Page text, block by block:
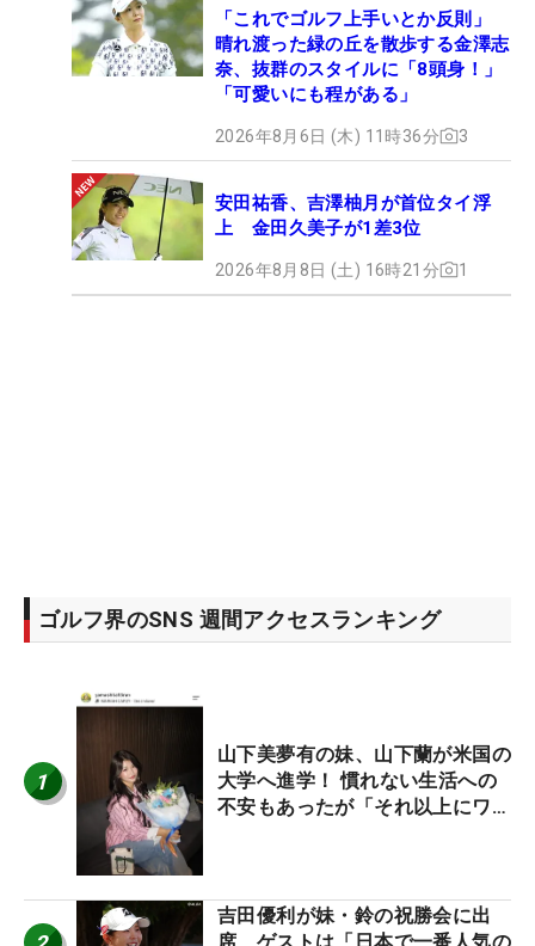
「これでゴルフ上手いとか反則」
晴れ渡った緑の丘を散歩する金澤志
奈、抜群のスタイルに「8頭身！」
「可愛いにも程がある」
2026年8月6日 (木) 11時36分 3
安田祐香、吉澤柚月が首位タイ浮
上 金田久美子が1差3位
2026年8月8日 (土) 16時21分 1
ゴルフ界のSNS 週間アクセスランキング
1
山下美夢有の妹、山下蘭が米国の
大学へ進学！ 慣れない生活への
不安もあったが「それ以上にワク
吉田優利が妹・鈴の祝勝会に出